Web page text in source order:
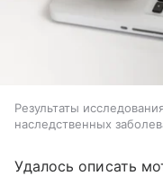
Результаты
наследственных
Удалось описать